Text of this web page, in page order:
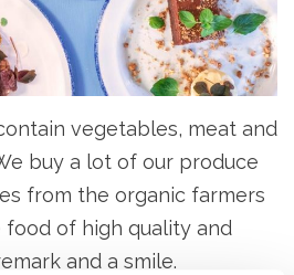
vegetables, meat and
buy a lot of our produce
from the organic farmers
food of high quality and
and a smile.